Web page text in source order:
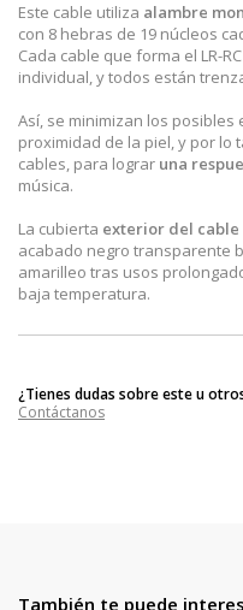
Este cable utiliza alambre
con 8 hebras de 19 núcleos
Cada cable que forma el LR-
individual, y todos están
Así, se minimizan los
proximidad de la piel, y por lo
cables, para lograr una
música.
La cubierta exterior del cable
acabado negro transparente
amarilleo tras usos
baja temperatura.
¿Tienes dudas sobre este u
Contáctanos
También te puede